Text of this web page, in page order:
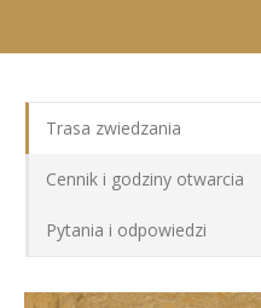
Trasa zwiedzania
Cennik i godziny otwarcia
Pytania i odpowiedzi